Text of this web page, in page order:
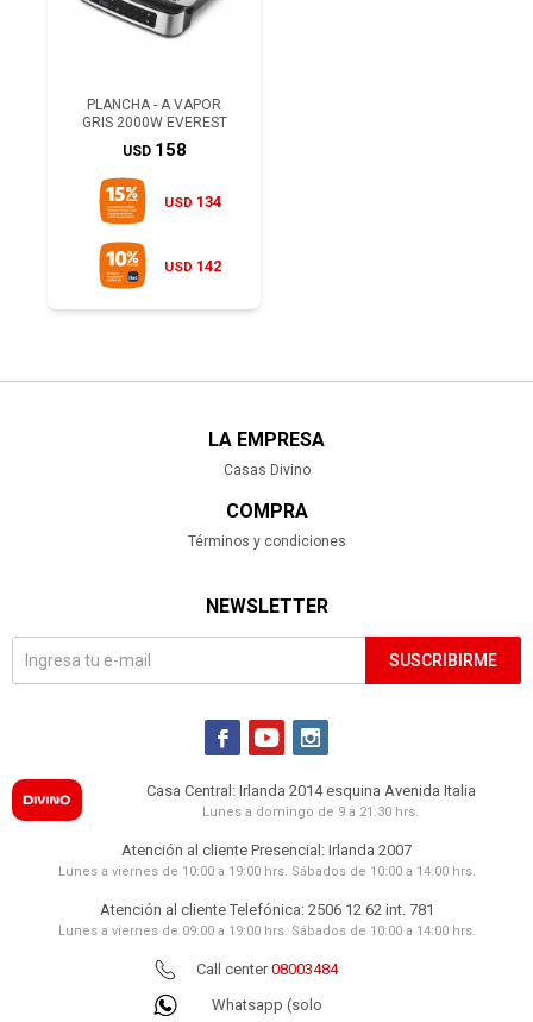
PLANCHA - A VAPOR
GRIS 2000W EVEREST
USD 158
USD 134
USD 142
LA EMPRESA
Casas Divino
COMPRA
Términos y condiciones
NEWSLETTER
SUSCRIBIRME
  
Casa Central: Irlanda 2014 esquina Avenida Italia
Lunes a domingo de 9 a 21:30 hrs.
Atención al cliente Presencial: Irlanda 2007
Lunes a viernes de 10:00 a 19:00 hrs. Sábados de 10:00 a 14:00 hrs.
Atención al cliente Telefónica: 2506 12 62 int. 781
Lunes a viernes de 09:00 a 19:00 hrs. Sábados de 10:00 a 14:00 hrs.
Call center08003484
Whatsapp (solo